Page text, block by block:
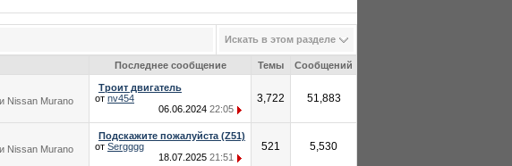
Искать в этом разделе
Последнее сообщение Темы Сообщений
Nissan Murano
Троит двигатель
от nv454
06.06.2024 22:05
3,722 51,883
Nissan Murano
Подскажите пожалуйста (Z51)
от Sergggg
18.07.2025 21:51
521 5,530